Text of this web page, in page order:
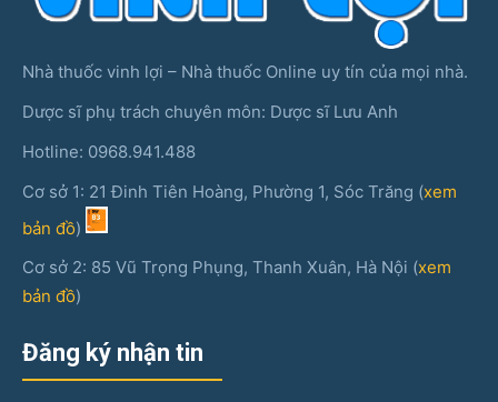
Nhà thuốc vinh lợi – Nhà thuốc Online uy tín của mọi nhà.
Dược sĩ phụ trách chuyên môn: Dược sĩ Lưu Anh
Hotline: 0968.941.488
Cơ sở 1: 21 Đinh Tiên Hoàng, Phường 1, Sóc Trăng (xem
bản đồ)
Cơ sở 2: 85 Vũ Trọng Phụng, Thanh Xuân, Hà Nội (xem
bản đồ)
Đăng ký nhận tin